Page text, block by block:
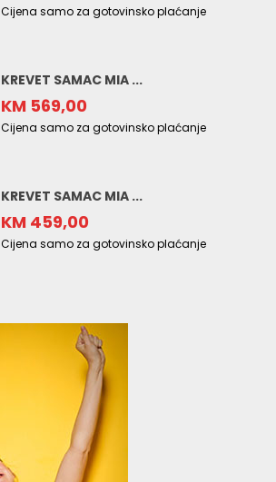
Cijena samo za gotovinsko plaćanje
KREVET SAMAC MIA ...
KM 569,00
Cijena samo za gotovinsko plaćanje
KREVET SAMAC MIA ...
KM 459,00
Cijena samo za gotovinsko plaćanje